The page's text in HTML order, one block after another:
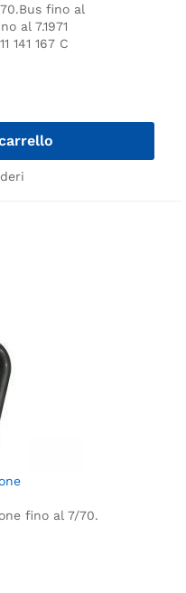
Bus fino al
al 7.1971
141 167 C
fino al 7/70.